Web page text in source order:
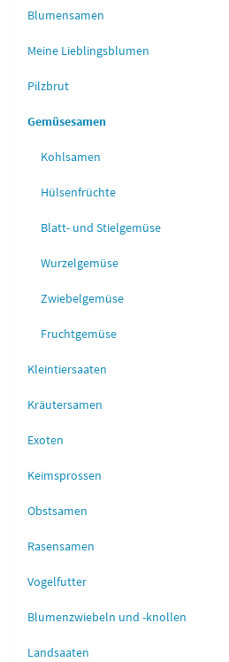
Blumensamen
Meine Lieblingsblumen
Pilzbrut
Gemüsesamen
Kohlsamen
Hülsenfrüchte
Blatt- und Stielgemüse
Wurzelgemüse
Zwiebelgemüse
Fruchtgemüse
Kleintiersaaten
Kräutersamen
Exoten
Keimsprossen
Obstsamen
Rasensamen
Vogelfutter
Blumenzwiebeln und -knollen
Landsaaten